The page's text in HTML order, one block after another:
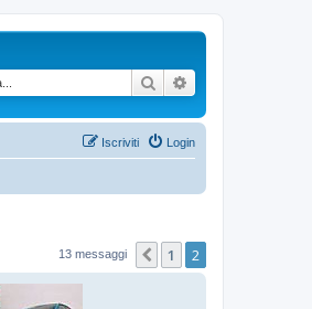
Cerca
Login
Iscriviti
13 messaggi Precedente
1 2